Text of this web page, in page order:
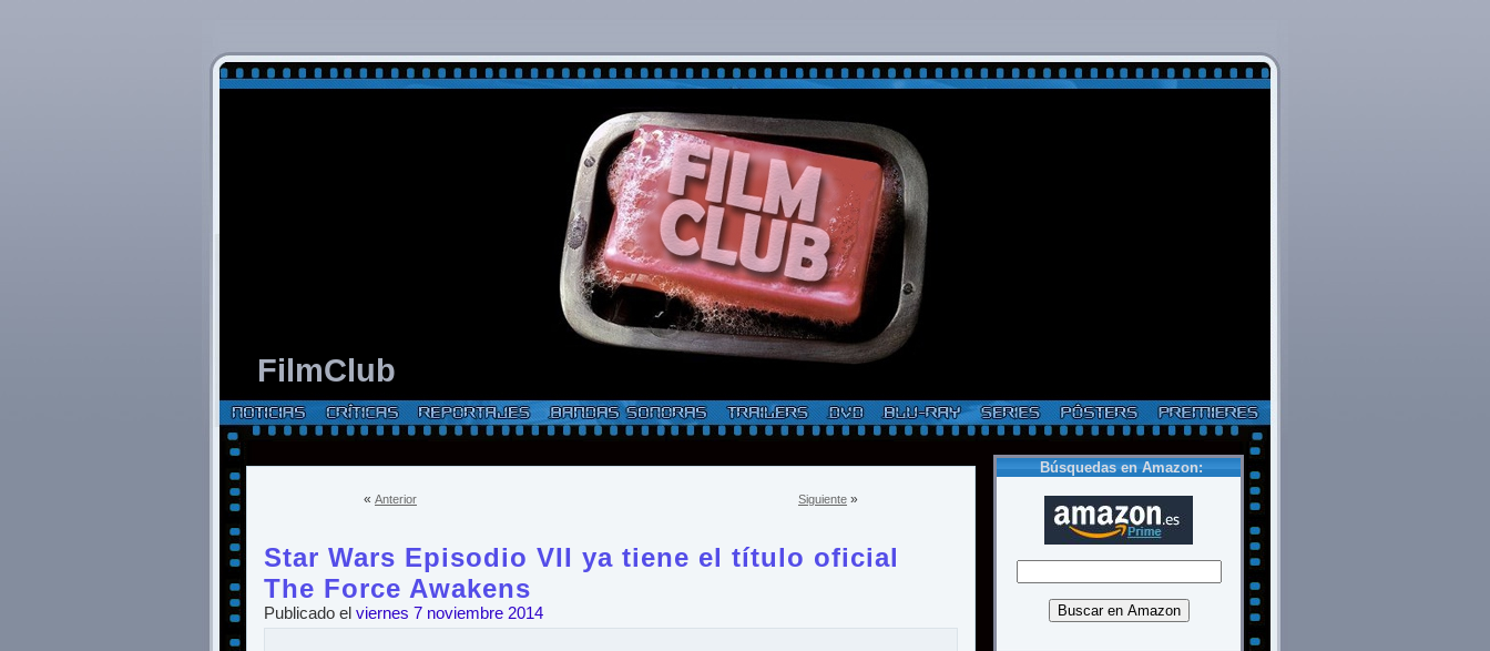
FilmClub
Búsquedas en Amazon:
Siguiente »
« Anterior
Star Wars Episodio VII ya tiene el título oficial
The Force Awakens
Publicado el viernes 7 noviembre 2014